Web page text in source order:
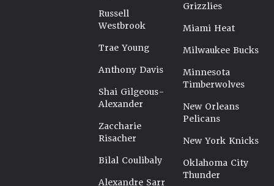
Russell
Westbrook
Trae Young
Anthony Davis
Shai Gilgeous-
Alexander
Zaccharie
Risacher
Bilal Coulibaly
Alexandre Sarr
Grizzlies
Miami Heat
Milwaukee Bucks
Minnesota
Timberwolves
New Orleans
Pelicans
New York Knicks
Oklahoma City
Thunder